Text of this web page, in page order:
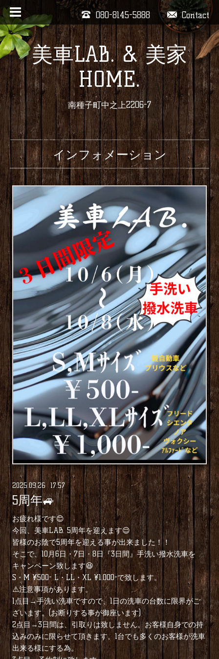
Contact
080-8145-5888
美車LAB. & 美家
HOME.
南種子町中之上2206-7
インフォメーション
2025.09.26 17:57
5周年🚙
お疲れ様です😊
今回、美車LAB. 5周年を迎えます😌
皆様のお陰で5周年を迎える事が出来ました！！
そこで、10月6日・7日・8日『3日間』手洗い撥水洗車を
キャンペーン致します😆
S・M ¥500- L・LL・XL ¥1.000-で致します。
⚠️注意事項があります。
1点目→手洗い洗車ですので、1日の洗車の台数に限界がご
ざいます。(お断りする事が御座います)
2点目→3日間は、引取りは致しません。お客様自身での持
込みのみに限らせて頂きます。1台でも多くのお客様が洗車
出来る様にする為。